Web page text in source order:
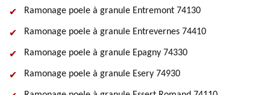
Ramonage poele à granule Entremont 74130
Ramonage poele à granule Entrevernes 74410
Ramonage poele à granule Epagny 74330
Ramonage poele à granule Esery 74930